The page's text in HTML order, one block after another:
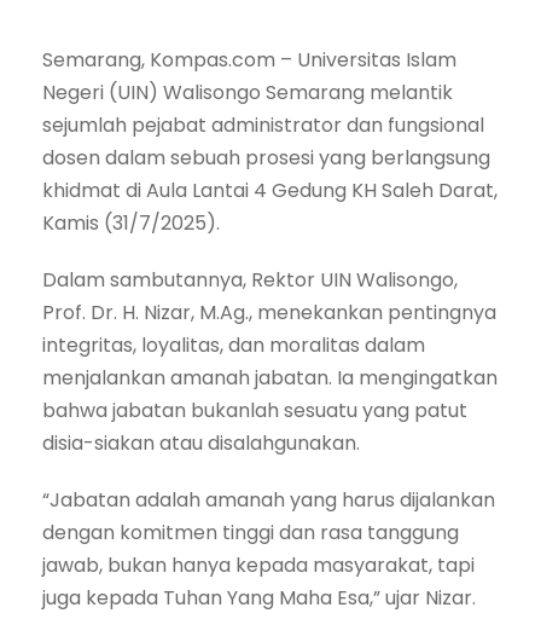
Semarang, Kompas.com – Universitas Islam
Negeri (UIN) Walisongo Semarang melantik
sejumlah pejabat administrator dan fungsional
dosen dalam sebuah prosesi yang berlangsung
khidmat di Aula Lantai 4 Gedung KH Saleh Darat,
Kamis (31/7/2025).
Dalam sambutannya, Rektor UIN Walisongo,
Prof. Dr. H. Nizar, M.Ag., menekankan pentingnya
integritas, loyalitas, dan moralitas dalam
menjalankan amanah jabatan. Ia mengingatkan
bahwa jabatan bukanlah sesuatu yang patut
disia-siakan atau disalahgunakan.
“Jabatan adalah amanah yang harus dijalankan
dengan komitmen tinggi dan rasa tanggung
jawab, bukan hanya kepada masyarakat, tapi
juga kepada Tuhan Yang Maha Esa,” ujar Nizar.